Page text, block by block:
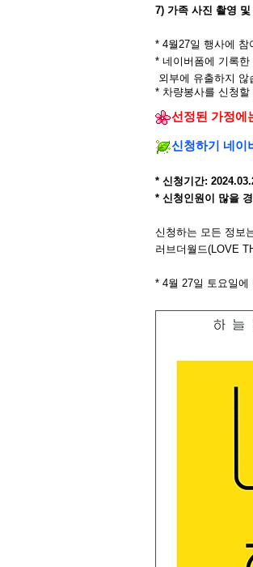
7) 가족 사진 촬영
* 4월27일 행사에 참
* 네이버폼에 기록한
외부에 유출하지 않
* 차량봉사를 신청
선정된 가정에
신청하기 네이
* 신청기간:
* 신청인원이 많을
신청하는 모든 정보
러브더월드(LOVE
* 4월 27일 토요일에